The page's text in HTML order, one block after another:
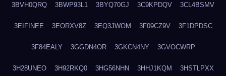
3BVH0QRQ 3BWP93L1 3BYQ70GJ 3C9KPDQV 3CL4BSMV
3EIFINEE 3EORXV8Z 3EQ3JWOM 3F09CZ9V 3F1DPDSC
3F84EALY 3GGDN4OR 3GKCN4NY 3GVOCWRP
3H28UNEO 3H92RKQ0 3HG56NHN 3HHJ1KQM 3HSTLPXX